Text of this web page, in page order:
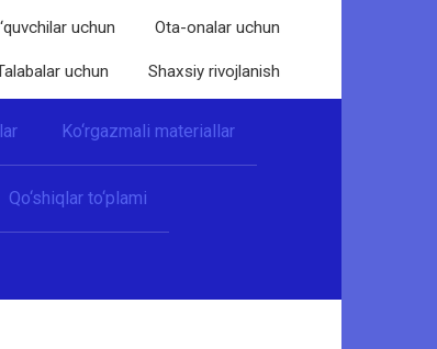
uchun Ota-onalar uchun
uchun Shaxsiy rivojlanish
Ko‘rgazmali materiallar
Qo‘shiqlar to‘plami